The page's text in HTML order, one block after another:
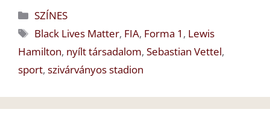
Kategória
SZÍNES
Címkék
Black Lives Matter, FIA, Forma 1 , Lewis
Hamilton, nyílt társadalom, Sebastian Vettel,
sport, szivárványos stadion